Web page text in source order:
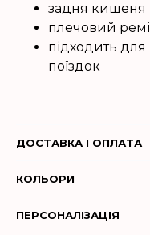
задня кишеня
плечовий
підходить для
поїздок
ДОСТАВКА І ОПЛАТА
КОЛЬОРИ
ПЕРСОНАЛІЗАЦІЯ